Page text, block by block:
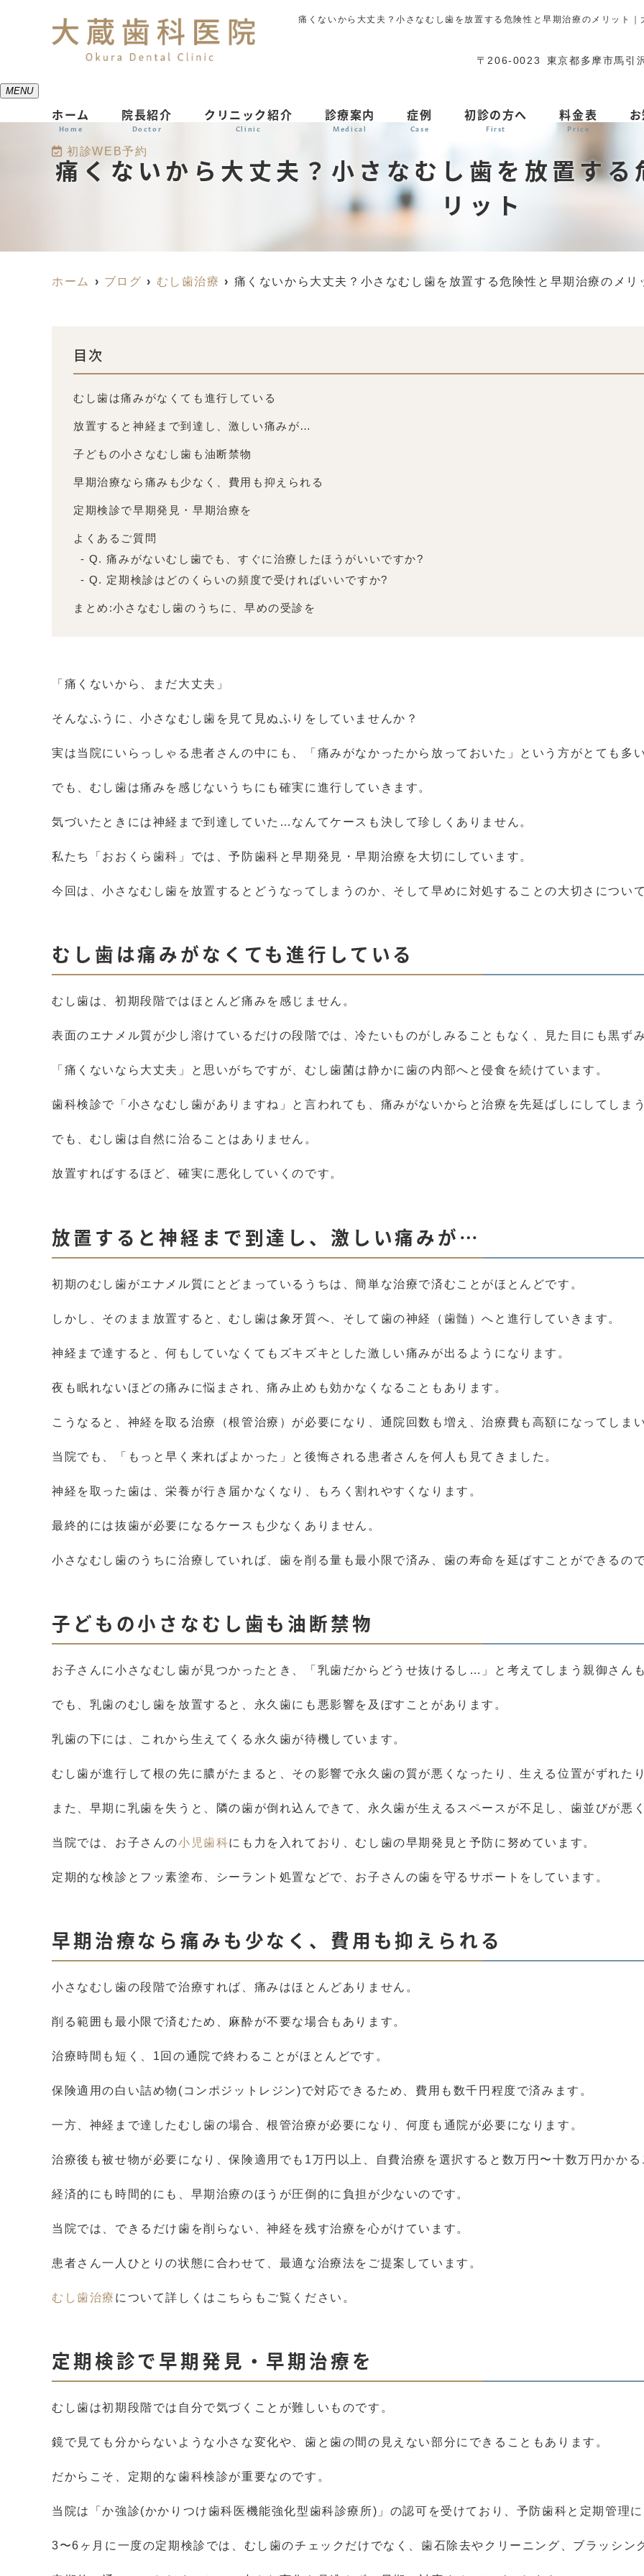
痛くないから大丈夫？小さなむし歯を放置する危険性と早期治療のメリット
〒206-0023 東京都多摩市馬引
MENU
ホーム
Home
院長紹介
Doctor
クリニック紹介
Clinic
診療案内
Medical
症例
Case
初診の方へ
First
料金表
Price
初診WEB予約
痛くないから大丈夫？小さなむし歯を放置す
リット
ホーム ブログ むし歯治療 痛くないから大丈夫？小さなむし歯を放置する危険性と早期治療のメリ
目次
むし歯は痛みがなくても進行している
放置すると神経まで到達し、激しい痛みが…
子どもの小さなむし歯も油断禁物
早期治療なら痛みも少なく、費用も抑えられる
定期検診で早期発見・早期治療を
よくあるご質問
Q. 痛みがないむし歯でも、すぐに治療したほうがいいですか?
Q. 定期検診はどのくらいの頻度で受ければいいですか?
まとめ:小さなむし歯のうちに、早めの受診を
「痛くないから、まだ大丈夫」
そんなふうに、小さなむし歯を見て見ぬふりをしていませんか？
実は当院にいらっしゃる患者さんの中にも、「痛みがなかったから放っておいた」という方がとても多い
でも、むし歯は痛みを感じないうちにも確実に進行していきます。
気づいたときには神経まで到達していた…なんてケースも決して珍しくありません。
私たち「おおくら歯科」では、予防歯科と早期発見・早期治療を大切にしています。
今回は、小さなむし歯を放置するとどうなってしまうのか、そして早めに対処することの大切さについ
むし歯は痛みがなくても進行している
むし歯は、初期段階ではほとんど痛みを感じません。
表面のエナメル質が少し溶けているだけの段階では、冷たいものがしみることもなく、見た目にも黒ず
「痛くないなら大丈夫」と思いがちですが、むし歯菌は静かに歯の内部へと侵食を続けています。
歯科検診で「小さなむし歯がありますね」と言われても、痛みがないからと治療を先延ばしにしてしま
でも、むし歯は自然に治ることはありません。
放置すればするほど、確実に悪化していくのです。
放置すると神経まで到達し、激しい痛みが…
初期のむし歯がエナメル質にとどまっているうちは、簡単な治療で済むことがほとんどです。
しかし、そのまま放置すると、むし歯は象牙質へ、そして歯の神経（歯髄）へと進行していきます。
神経まで達すると、何もしていなくてもズキズキとした激しい痛みが出るようになります。
夜も眠れないほどの痛みに悩まされ、痛み止めも効かなくなることもあります。
こうなると、神経を取る治療（根管治療）が必要になり、通院回数も増え、治療費も高額になってしまい
当院でも、「もっと早く来ればよかった」と後悔される患者さんを何人も見てきました。
神経を取った歯は、栄養が行き届かなくなり、もろく割れやすくなります。
最終的には抜歯が必要になるケースも少なくありません。
小さなむし歯のうちに治療していれば、歯を削る量も最小限で済み、歯の寿命を延ばすことができるので
子どもの小さなむし歯も油断禁物
お子さんに小さなむし歯が見つかったとき、「乳歯だからどうせ抜けるし…」と考えてしまう親御さん
でも、乳歯のむし歯を放置すると、永久歯にも悪影響を及ぼすことがあります。
乳歯の下には、これから生えてくる永久歯が待機しています。
むし歯が進行して根の先に膿がたまると、その影響で永久歯の質が悪くなったり、生える位置がずれた
また、早期に乳歯を失うと、隣の歯が倒れ込んできて、永久歯が生えるスペースが不足し、歯並びが悪
当院では、お子さんの小児歯科にも力を入れており、むし歯の早期発見と予防に努めています。
定期的な検診とフッ素塗布、シーラント処置などで、お子さんの歯を守るサポートをしています。
早期治療なら痛みも少なく、費用も抑えられる
小さなむし歯の段階で治療すれば、痛みはほとんどありません。
削る範囲も最小限で済むため、麻酔が不要な場合もあります。
治療時間も短く、1回の通院で終わることがほとんどです。
保険適用の白い詰め物(コンポジットレジン)で対応できるため、費用も数千円程度で済みます。
一方、神経まで達したむし歯の場合、根管治療が必要になり、何度も通院が必要になります。
治療後も被せ物が必要になり、保険適用でも1万円以上、自費治療を選択すると数万円〜十数万円かかる
経済的にも時間的にも、早期治療のほうが圧倒的に負担が少ないのです。
当院では、できるだけ歯を削らない、神経を残す治療を心がけています。
患者さん一人ひとりの状態に合わせて、最適な治療法をご提案しています。
むし歯治療 について詳しくはこちらもご覧ください。
定期検診で早期発見・早期治療を
むし歯は初期段階では自分で気づくことが難しいものです。
鏡で見ても分からないような小さな変化や、歯と歯の間の見えない部分にできることもあります。
だからこそ、定期的な歯科検診が重要なのです。
当院は「か強診(かかりつけ歯科医機能強化型歯科診療所)」の認可を受けており、予防歯科と定期管理に
3〜6ヶ月に一度の定期検診では、むし歯のチェックだけでなく、歯石除去やクリーニング、ブラッシン